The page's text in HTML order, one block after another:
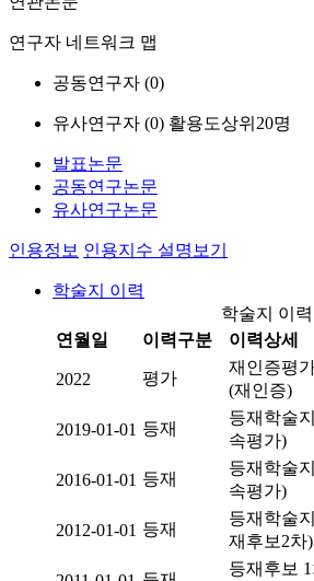
연구자 네트워크 맵
공동연구자 (0)
유사연구자 (0) 활용도상위20명
발표논문
공동연구논문
유사연구논문
인용정보 인용지수 설명보기
학술지 이력
학술지 이력
연월일
이력구분 이력상세
2022 평가
재인증평
(재인증)
2019-01-01 등재
등재학술
속평가)
2016-01-01 등재
등재학술
속평가)
2012-01-01 등재
등재학술
재후보2차)
등재후보 1